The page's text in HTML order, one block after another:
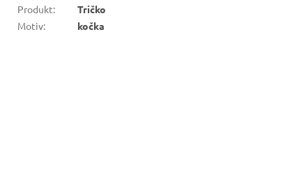
Produkt:
Tričko
Motiv: kočka